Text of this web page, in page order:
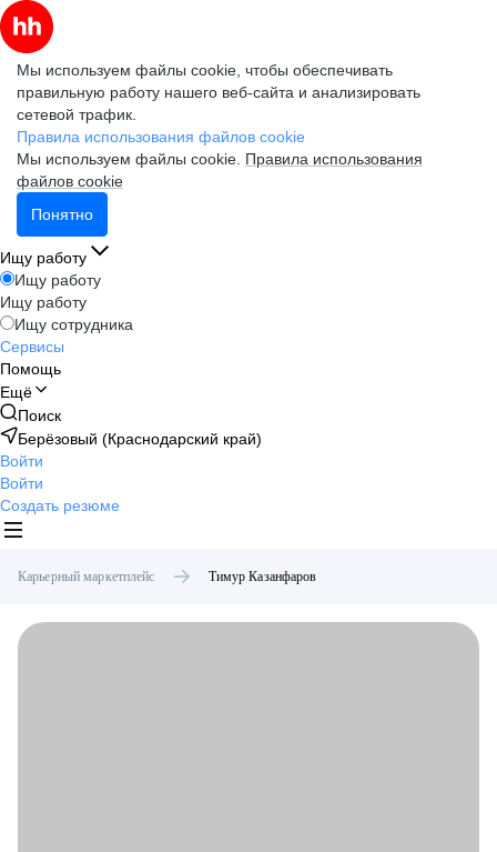
Мы используем файлы cookie, чтобы обеспечивать
правильную работу нашего веб-сайта и анализировать
сетевой трафик.
Правила использования файлов cookie
Мы используем файлы cookie. Правила использования
файлов cookie
Понятно
Ищу работу
Ищу работу
Ищу работу
Ищу сотрудника
Сервисы
Помощь
Ещё
Поиск
Берёзовый (Краснодарский край)
Войти
Войти
Создать резюме
Карьерный маркетплейс Тимур Казанфаров